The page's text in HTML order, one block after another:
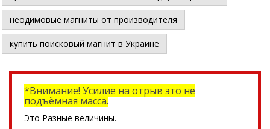
неодимовые магниты от производителя
купить поисковый магнит в Украине
*Внимание! Усилие на отрыв это не
подъёмная масса.
Это Разные величины.